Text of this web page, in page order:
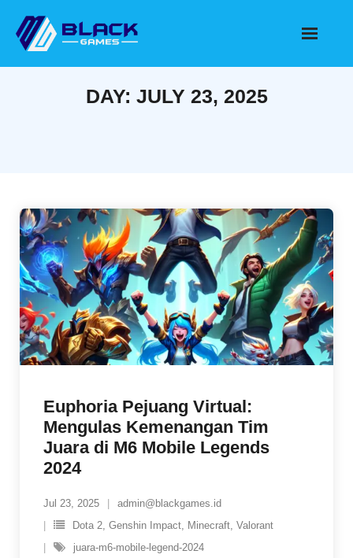
content
DAY: JULY 23, 2025
Euphoria Pejuang Virtual:
Mengulas Kemenangan Tim
Juara di M6 Mobile Legends
2024
Jul 23, 2025
admin@blackgames.id
Dota 2, Genshin Impact, Minecraft, Valorant
juara-m6-mobile-legend-2024